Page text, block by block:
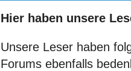
Hier haben unsere
Unsere Leser haben
Forums ebenfalls